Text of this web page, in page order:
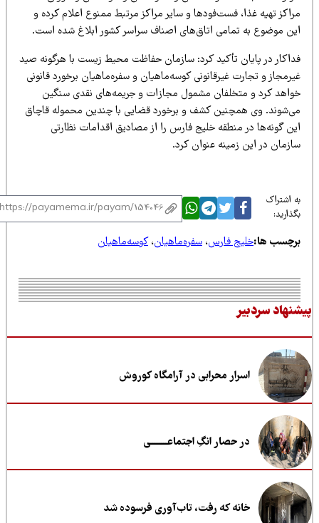
تهیه غذا، فست‌فودها و سایر مراکز مرتبط ممنوع اعلام کرده و
موضوع به تمامی اتاق‌های اصناف سراسر کشور ابلاغ شده است.
در پایان تأکید کرد: سازمان حفاظت محیط زیست با هرگونه صید
و تجارت غیرقانونی کوسه‌ماهیان و سفره‌ماهیان برخورد قانونی
کرد و متخلفان مشمول مجازات و جریمه‌های نقدی سنگین
وی همچنین کشف و برخورد قضایی با چندین محموله قاچاق
گونه‌ها در منطقه خلیج فارس را از مصادیق اقدامات نظارتی
در این زمینه عنوان کرد.
اشتراک
ها:خلیج فارس،سفره‌ماهیان،کوسه‌ماهیان
سردبیر
اسرار محرابی در آرامگاه کوروش
در حصار انگِ اجتماعــــــــی
خانه که رفت، تاب‌آوری فرسوده شد